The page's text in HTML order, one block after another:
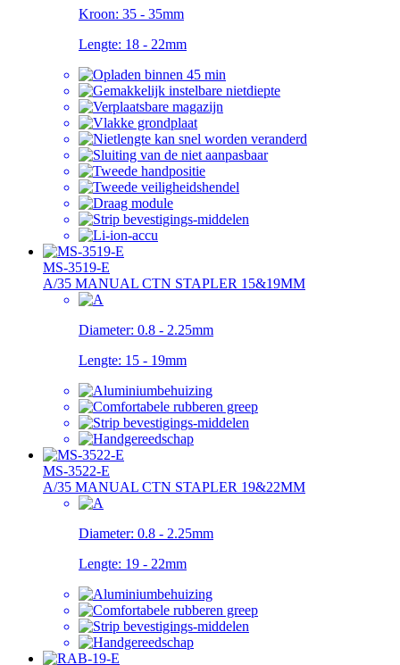
Kroon: 35 - 35mm
Lengte: 18 - 22mm
MS-3519-E
A/35 MANUAL CTN STAPLER 15&19MM
Diameter: 0.8 - 2.25mm
Lengte: 15 - 19mm
MS-3522-E
A/35 MANUAL CTN STAPLER 19&22MM
Diameter: 0.8 - 2.25mm
Lengte: 19 - 22mm